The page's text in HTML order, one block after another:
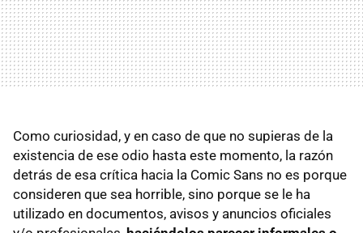
Como curiosidad, y en caso de que no supieras de la
existencia de ese odio hasta este momento, la razón
detrás de esa crítica hacia la Comic Sans no es porque
consideren que sea horrible, sino porque se le ha
utilizado en documentos, avisos y anuncios oficiales